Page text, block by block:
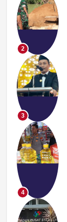
2
3
4